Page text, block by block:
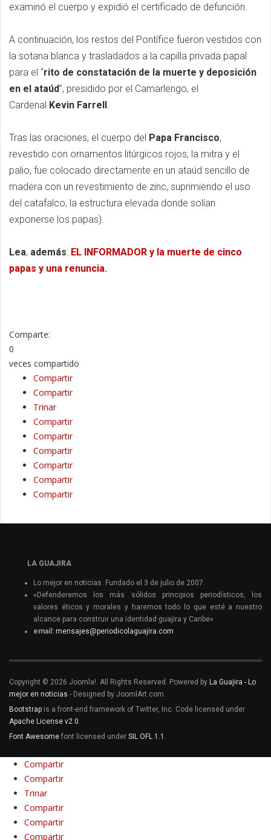
examinó el cuerpo y expidió el certificado de defunción.
A continuación, los restos del Pontífice fueron vestidos con
la sotana blanca y trasladados a la capilla privada papal
para el “rito de constatación de la muerte y deposición
en el ataúd”, presidido por el Camarlengo, el
Cardenal Kevin Farrell
Tras las oraciones, el cuerpo del Papa Francisco,
revestido con ornamentos litúrgicos rojos, la mitra y el
palio, fue colocado directamente en un ataúd sencillo de
madera con un revestimiento de zinc, suprimiendo el uso
del catafalco, la estructura elevada donde solían
exponerse los papas).
Lea, además: EL INFORMADOR y la muerte de cinco
papas y una renuncia.
Comparte:
0
veces compartido
Compartir
Compartir
Trinar
Compartir
Compartir
Compartir
Compartir
Compartir
Compartir
LA GUAJIRA
Lo mejor en noticias. Fundado el 3 de julio de 2007.
«Defenderemos los más sólidos principios periodísticos, los
valores éticos y morales y haremos todo lo que esté a nuestro
alcance para construir una identidad guajira y Caribe»
email: mensajes@periodicolaguajira.com
Copyright © 2026 Joomla!. All Rights Reserved. Powered by La Guajira - Lo
mejor en noticias - Designed by JoomlArt.com.
Bootstrap is a front-end framework of Twitter, Inc. Code licensed under
Apache License v2.0
Font Awesome font licensed under SIL OFL 1.1
Compartir
Compartir
Trinar
Compartir
Compartir
Compartir